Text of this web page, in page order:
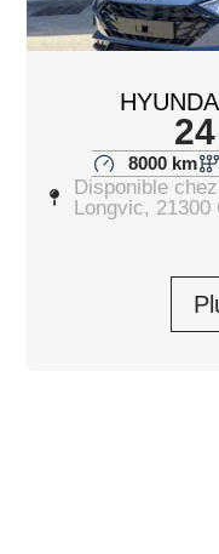
8000 km
Disponible
Longvic, 21300